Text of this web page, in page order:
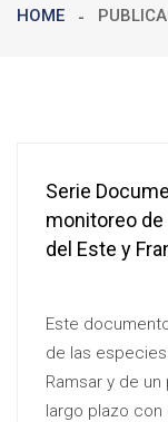
HOME
Serie
monitoreo de
del Este y
Este
de las
Ramsar y de
largo plazo con